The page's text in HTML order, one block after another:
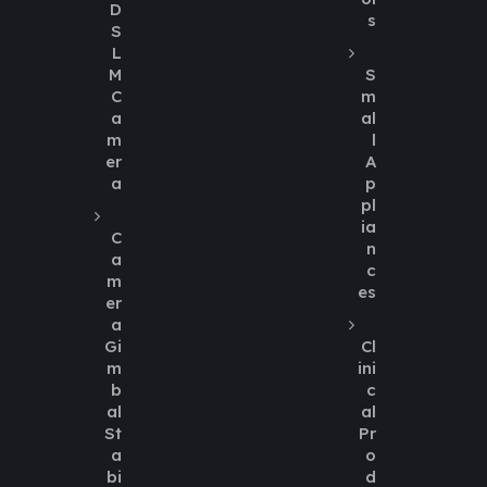
D
S
L
M
C
a
m
er
a
C
a
m
er
a
Gi
m
b
al
St
a
bi
s
S
m
al
l
A
p
pl
ia
n
c
es
Cl
ini
c
al
Pr
o
d